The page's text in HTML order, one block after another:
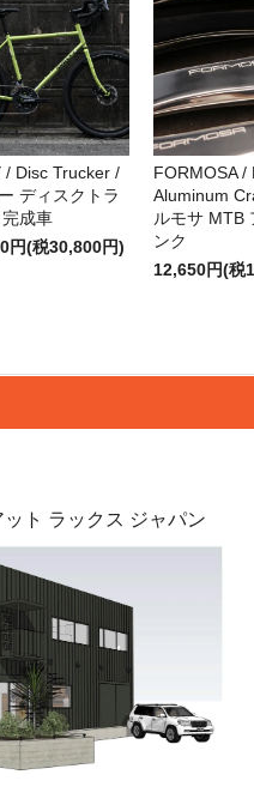
/ Disc Trucker /
ディスクトラ
成車
円(税30,800円)
FORMOSA /
Aluminum
ルモサ MTB
ンク
12,650円(税
ト ラックス ジャパン